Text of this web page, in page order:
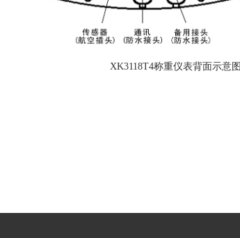
XK3118T4称重仪表背面示意图